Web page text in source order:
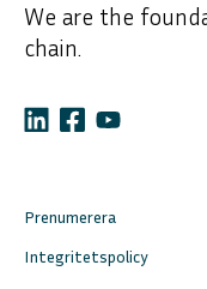
We are the
chain.
Prenumerera
Integritetspolicy